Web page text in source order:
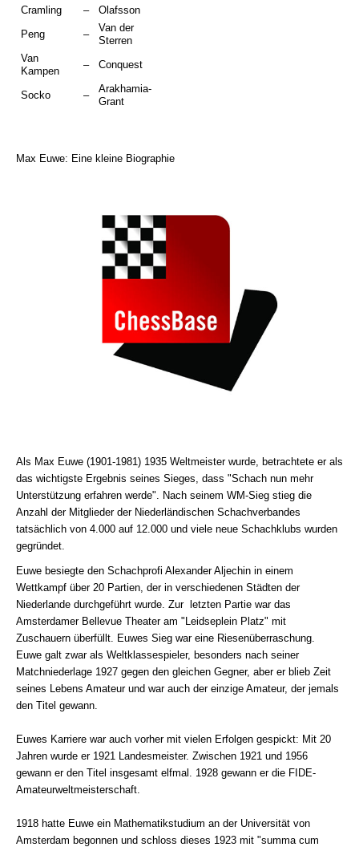
Cramling
–
Olafsson
Peng
–
Van der
Sterren
Van
Kampen
– Conquest
Socko –
Arakhamia-
Grant
Max Euwe: Eine kleine Biographie
Als Max Euwe (1901-1981) 1935 Weltmeister wurde, betrachtete er als
das wichtigste Ergebnis seines Sieges, dass "Schach nun mehr
Unterstützung erfahren werde". Nach seinem WM-Sieg stieg die
Anzahl der Mitglieder der Niederländischen Schachverbandes
tatsächlich von 4.000 auf 12.000 und viele neue Schachklubs wurden
gegründet.
Euwe besiegte den Schachprofi Alexander Aljechin in einem
Wettkampf über 20 Partien, der in verschiedenen Städten der
Niederlande durchgeführt wurde. Zur letzten Partie war das
Amsterdamer Bellevue Theater am "Leidseplein Platz" mit
Zuschauern überfüllt. Euwes Sieg war eine Riesenüberraschung.
Euwe galt zwar als Weltklassespieler, besonders nach seiner
Matchniederlage 1927 gegen den gleichen Gegner, aber er blieb Zeit
seines Lebens Amateur und war auch der einzige Amateur, der jemals
den Titel gewann.
Euwes Karriere war auch vorher mit vielen Erfolgen gespickt: Mit 20
Jahren wurde er 1921 Landesmeister. Zwischen 1921 und 1956
gewann er den Titel insgesamt elfmal. 1928 gewann er die FIDE-
Amateurweltmeisterschaft.
1918 hatte Euwe ein Mathematikstudium an der Universität von
Amsterdam begonnen und schloss dieses 1923 mit "summa cum